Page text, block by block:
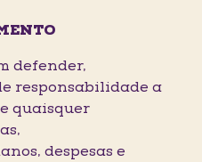
defender,
responsabilidade a
quaisquer
despesas e